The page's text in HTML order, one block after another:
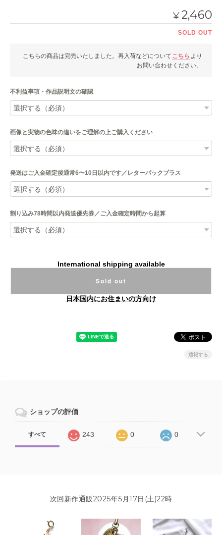
¥2,460
SOLD OUT
こちらの商品は完売いたしました。再入荷などについて こちら より
お問い合わせください。
不利益事項・作品説明文の確認
画像と実物の色味の違いをご理解の上ご購入ください
発送はご入金確定後通常6〜10日以内です／レターパックプラス
割り込み78時間以内発送優先券／ご入金確定時間から起算
International shipping available
Sold out
日本国内にお住まいの方向け
通報する
ショップの評価
すべて 243 0 0
次回新作通販2025年5月17日(土)22時